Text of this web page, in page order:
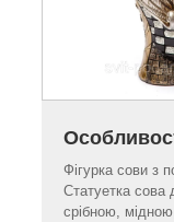
Фігурка сови з
Статуетка сова
срібною,